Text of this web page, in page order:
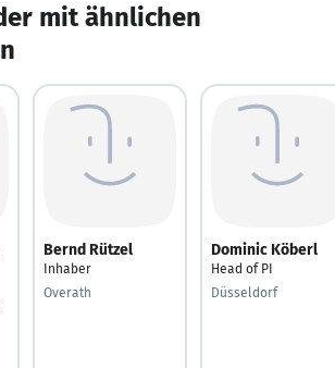
mit ähnlichen
Bernd Rützel
Inhaber
Overath
Dominic Köberl
Head of PI
Düsseldorf